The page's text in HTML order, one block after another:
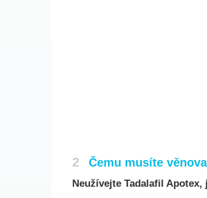
2 Čemu musíte
Neužívejte Tadalafil Apotex,